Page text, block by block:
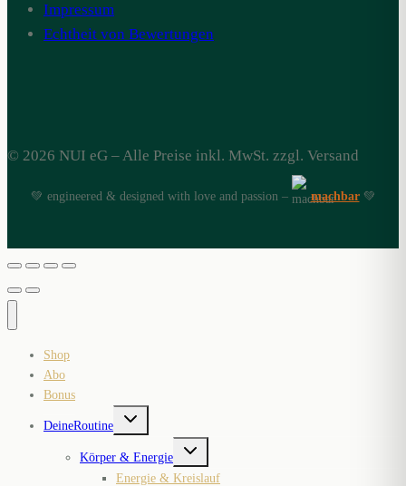
Impressum
Echtheit von Bewertungen
© 2026 NUI eG – Alle Preise inkl. MwSt. zzgl. Versand
💚 engineered & designed with love and passion – machbar💚
Shop
Abo
Bonus
DeineRoutine
Untermenü
Körper & Energie
Untermenü
Energie & Kreislauf